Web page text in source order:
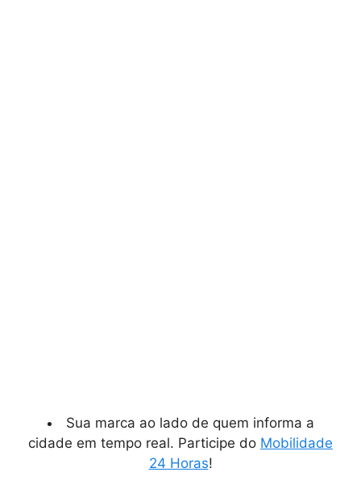
Sua marca ao lado de quem informa a
cidade em tempo real. Participe do Mobilidade
24 Horas!